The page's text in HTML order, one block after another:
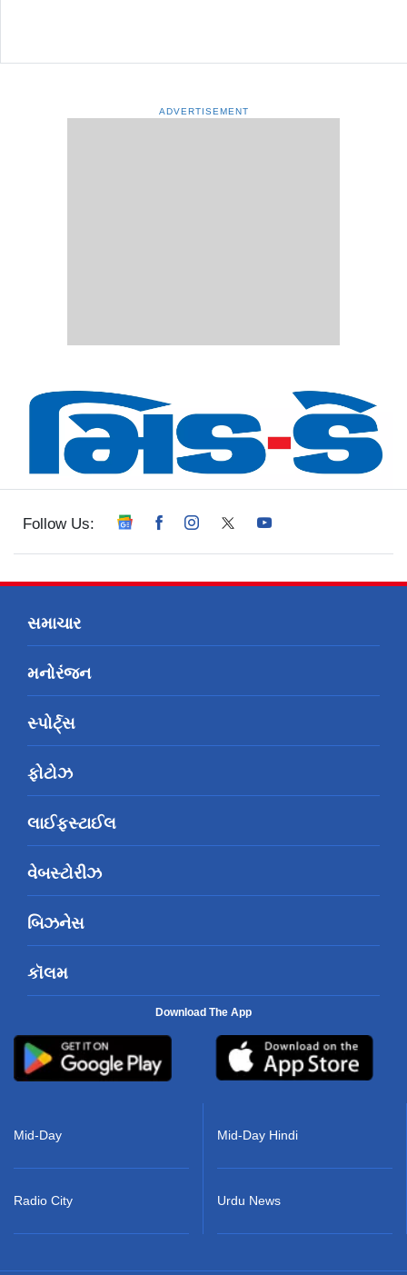
ADVERTISEMENT
Follow Us:
સમાચાર
મનોરંજન
સ્પોર્ટ્સ
ફોટોઝ
લાઈફસ્ટાઈલ
વેબસ્ટોરીઝ
બિઝનેસ
કૉલમ
Download The App
Mid-Day
Radio City
Mid-Day Hindi
Urdu News